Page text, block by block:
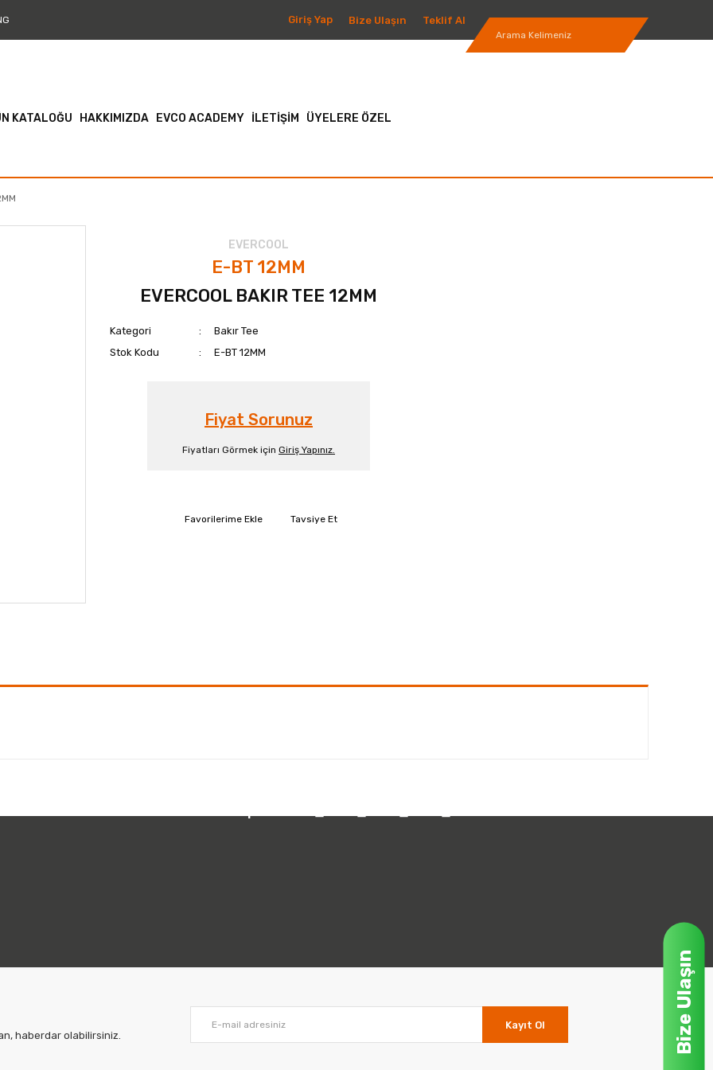
Giriş Yap Bize Ulaşın Teklif Al
KATALOĞU HAKKIMIZDA EVCO ACADEMY İLETİŞİM ÜYELERE ÖZEL
EVERCOOL
E-BT 12MM
EVERCOOL BAKIR TEE 12MM
Kategori
Bakır Tee
Stok Kodu
E-BT 12MM
Fiyat Sorunuz
Fiyatları Görmek için Giriş Yapınız.
Tavsiye Et
haberdar olabilirsiniz.
Kayıt Ol Bize Ulaşın